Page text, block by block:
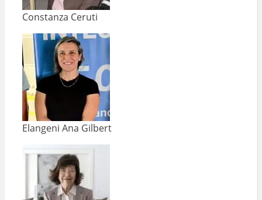
Constanza Ceruti
Elangeni Ana Gilbert